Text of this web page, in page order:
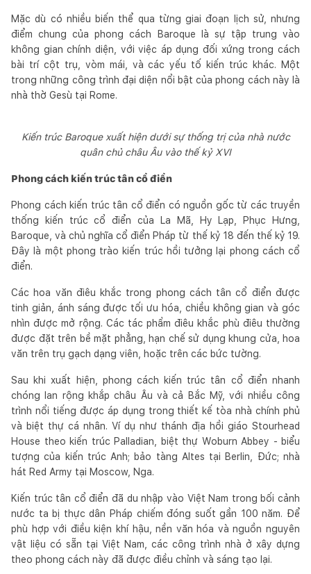
Mặc dù có nhiều biến thể qua từng giai đoạn lịch sử, nhưng
điểm chung của phong cách Baroque là sự tập trung vào
không gian chính diện, với việc áp dụng đối xứng trong cách
bài trí cột trụ, vòm mái, và các yếu tố kiến trúc khác. Một
trong những công trình đại diện nổi bật của phong cách này là
nhà thờ Gesù tại Rome.
Kiến trúc Baroque xuất hiện dưới sự thống trị của nhà nước
quân chủ châu Âu vào thế kỷ XVI
Phong cách kiến trúc tân cổ điển
Phong cách kiến trúc tân cổ điển có nguồn gốc từ các truyền
thống kiến trúc cổ điển của La Mã, Hy Lạp, Phục Hưng,
Baroque, và chủ nghĩa cổ điển Pháp từ thế kỷ 18 đến thế kỷ 19.
Đây là một phong trào kiến trúc hồi tưởng lại phong cách cổ
điển.
Các hoa văn điêu khắc trong phong cách tân cổ điển được
tinh giản, ánh sáng được tối ưu hóa, chiều không gian và góc
nhìn được mở rộng. Các tác phẩm điêu khắc phù điêu thường
được đặt trên bề mặt phẳng, hạn chế sử dụng khung cửa, hoa
văn trên trụ gạch dạng viên, hoặc trên các bức tường.
Sau khi xuất hiện, phong cách kiến trúc tân cổ điển nhanh
chóng lan rộng khắp châu Âu và cả Bắc Mỹ, với nhiều công
trình nổi tiếng được áp dụng trong thiết kế tòa nhà chính phủ
và biệt thự cá nhân. Ví dụ như thánh địa hồi giáo Stourhead
House theo kiến trúc Palladian, biệt thự Woburn Abbey - biểu
tượng của kiến trúc Anh; bảo tàng Altes tại Berlin, Đức; nhà
hát Red Army tại Moscow, Nga.
Kiến trúc tân cổ điển đã du nhập vào Việt Nam trong bối cảnh
nước ta bị thực dân Pháp chiếm đóng suốt gần 100 năm. Để
phù hợp với điều kiện khí hậu, nền văn hóa và nguồn nguyên
vật liệu có sẵn tại Việt Nam, các công trình nhà ở xây dựng
theo phong cách này đã được điều chỉnh và sáng tạo lại.